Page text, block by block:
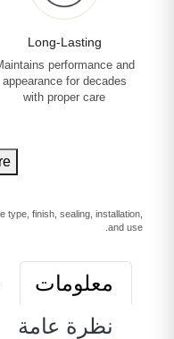
Long-Lasting
performance and
appearance for decades
with proper care
type, finish, sealing, installation,
and use.
معلومات
نظرة عامة